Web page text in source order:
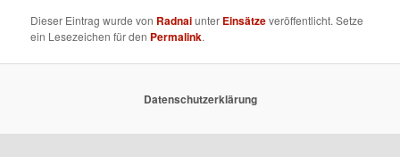
Dieser Eintrag wurde von Radnaiunter Einsätzeveröffentlicht. Setze
ein Lesezeichen für den Permalink.
Datenschutzerklärung